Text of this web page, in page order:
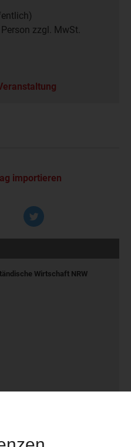
Person zzgl. MwSt.
importieren
Wirtschaft NRW